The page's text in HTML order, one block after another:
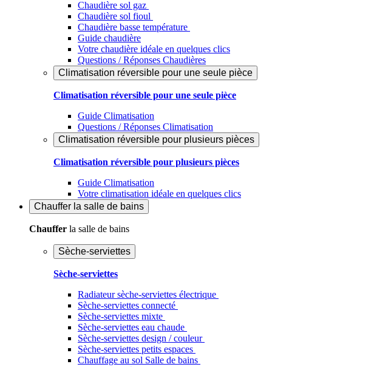
Chaudière sol gaz
Chaudière sol fioul
Chaudière basse température
Guide chaudière
Votre chaudière idéale en quelques clics
Questions / Réponses Chaudières
Climatisation réversible pour une seule pièce
Climatisation réversible pour une seule pièce
Guide Climatisation
Questions / Réponses Climatisation
Climatisation réversible pour plusieurs pièces
Climatisation réversible pour plusieurs pièces
Guide Climatisation
Votre climatisation idéale en quelques clics
Chauffer la salle de bains
Chauffer la salle de bains
Sèche-serviettes
Sèche-serviettes
Radiateur sèche-serviettes électrique
Sèche-serviettes connecté
Sèche-serviettes mixte
Sèche-serviettes eau chaude
Sèche-serviettes design / couleur
Sèche-serviettes petits espaces
Chauffage au sol Salle de bains